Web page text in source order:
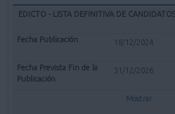
EDICTO - LISTA DEFINITIVA DE
18/12/2024
31/12/2026
Mostrar